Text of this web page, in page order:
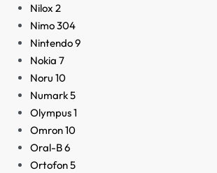
Nilox 2
Nimo304
Nintendo9
Nokia 7
Noru 10
Numark5
Olympus1
Omron10
Oral-B6
Ortofon5